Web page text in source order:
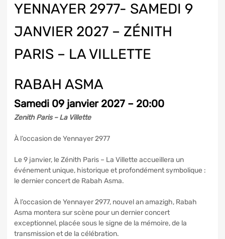
YENNAYER 2977- SAMEDI 9
JANVIER 2027 – ZÉNITH
PARIS – LA VILLETTE
RABAH ASMA
Samedi 09 janvier 2027 – 20:00
Zenith Paris – La Villette
À l’occasion de Yennayer 2977
Le 9 janvier, le Zénith Paris – La Villette accueillera un
événement unique, historique et profondément symbolique :
le dernier concert de Rabah Asma.
À l’occasion de Yennayer 2977, nouvel an amazigh, Rabah
Asma montera sur scène pour un dernier concert
exceptionnel, placée sous le signe de la mémoire, de la
transmission et de la célébration.